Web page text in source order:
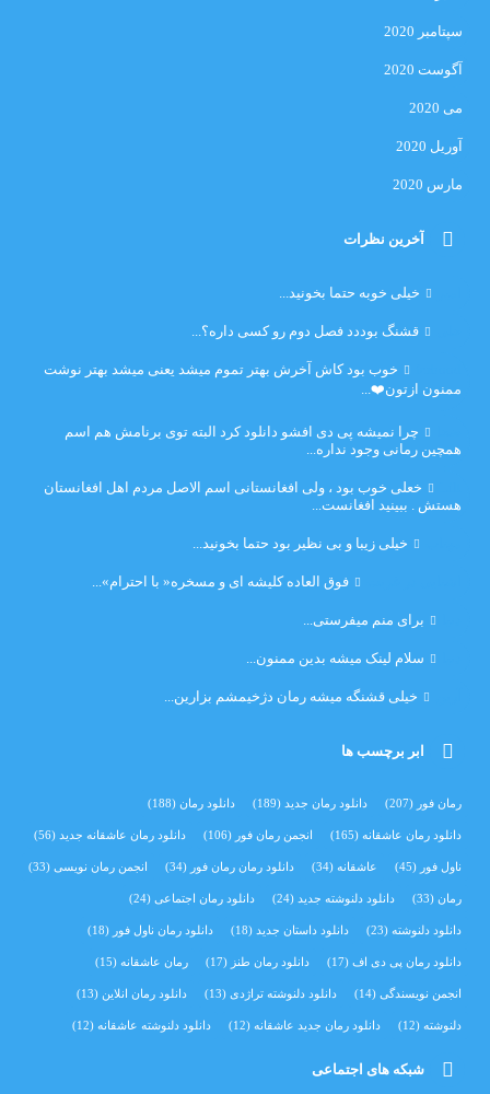
سپتامبر 2020
آگوست 2020
می 2020
آوریل 2020
مارس 2020
آخرین نظرات
خیلی خوبه حتما بخونید...
قشنگ بوددد فصل دوم رو کسی داره؟...
خوب بود کاش آخرش بهتر تموم میشد یعنی میشد بهتر نوشت
ممنون ازتون❤️...
چرا نمیشه پی دی افشو دانلود کرد البته توی برنامش هم اسم
همچین رمانی وجود نداره...
خعلی خوب بود ، ولی افغانستانی اسم الاصل مردم اهل افغانستان
هستش . ببینید افغانست...
خیلی زیبا و بی نظیر بود حتما بخونید...
فوق العاده کلیشه ای و مسخره« با احترام»...
برای منم میفرستی...
سلام لینک میشه بدین ممنون...
خیلی قشنگه میشه رمان دژخیمشم بزارین...
ابر برچسب ها
رمان فور (207) دانلود رمان جدید (189) دانلود رمان(188)
دانلود رمان عاشقانه(165) انجمن رمان فور (106) دانلود رمان عاشقانه جدید (56)
ناول فور (45) عاشقانه(34) دانلود رمان رمان فور (34) انجمن رمان نویسی(33)
رمان(33) دانلود دلنوشته جدید (24) دانلود رمان اجتماعی‌(24)
دانلود دلنوشته(23) دانلود داستان جدید (18) دانلود رمان ناول فور (18)
دانلود رمان پی دی اف(17) دانلود رمان طنز (17) رمان عاشقانه(15)
انجمن نویسندگی(14) دانلود دلنوشته تراژدی‌ (13) دانلود رمان انلاین (13)
دلنوشته(12) دانلود رمان جدید عاشقانه(12) دانلود دلنوشته عاشقانه(12)
شبکه های اجتماعی